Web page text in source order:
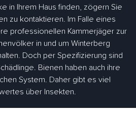
in Ihrem Haus finden, zögern Sie
zu kontaktieren. Im Falle eines
professionellen Kammerjäger zur
in und um Winterberg
Doch per Spezifizierung sind
Bienen haben auch ihre
System. Daher gibt es viel
über Insekten.